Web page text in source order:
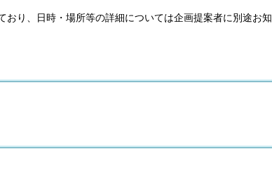
り、日時・場所等の詳細については企画提案者に別途お知